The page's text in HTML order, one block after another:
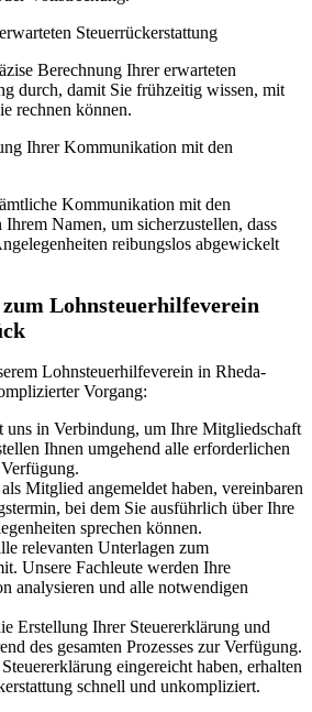
Steuerrückerstattung
Berechnung Ihrer erwarteten
durch, damit Sie frühzeitig wissen, mit
rechnen können.
Ihrer Kommunikation mit den
Kommunikation mit den
Namen, um sicherzustellen, dass
reibungslos abgewickelt
Lohnsteuerhilfeverein
Lohnsteuerhilfeverein in Rheda-
Vorgang:
uns in Verbindung, um Ihre Mitgliedschaft
Ihnen umgehend alle erforderlichen
Mitglied angemeldet haben, vereinbaren
bei dem Sie ausführlich über Ihre
sprechen können.
relevanten Unterlagen zum
Unsere Fachleute werden Ihre
analysieren und alle notwendigen
Erstellung Ihrer Steuererklärung und
des gesamten Prozesses zur Verfügung.
eingereicht haben, erhalten
schnell und unkompliziert.